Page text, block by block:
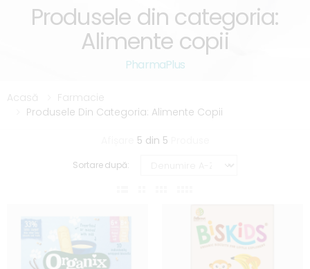
Produsele din categoria:
Alimente copii
PharmaPlus
Acasă
Farmacie
Produsele Din Categoria: Alimente Copii
5 din 5
Sortare după: